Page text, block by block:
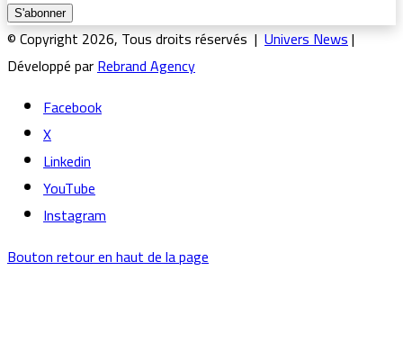
© Copyright 2026, Tous droits réservés |Univers News|
Développé parRebrand Agency
Facebook
X
Linkedin
YouTube
Instagram
Bouton retour en haut de la page